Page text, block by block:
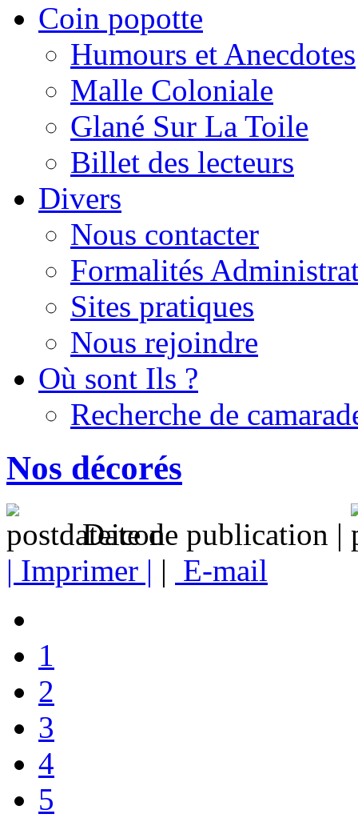
Coin popotte
Humours et Anecdotes
Malle Coloniale
Glané Sur La Toile
Billet des lecteurs
Divers
Nous contacter
Formalités
Sites pratiques
Nous rejoindre
Où sont Ils ?
Recherche de
Nos décorés
Date de publication |
| Imprimer | | E-mail
1
2
3
4
5